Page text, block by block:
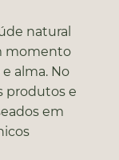
natural
momento
alma. No
produtos e
em